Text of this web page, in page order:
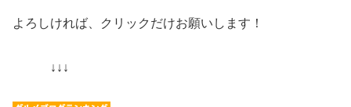
よろしければ、クリックだけお願いします！
↓↓↓